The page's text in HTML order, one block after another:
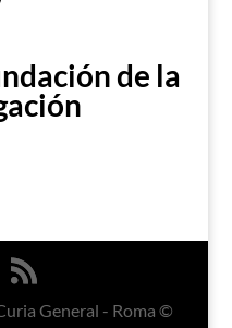
de la
General - Roma ©